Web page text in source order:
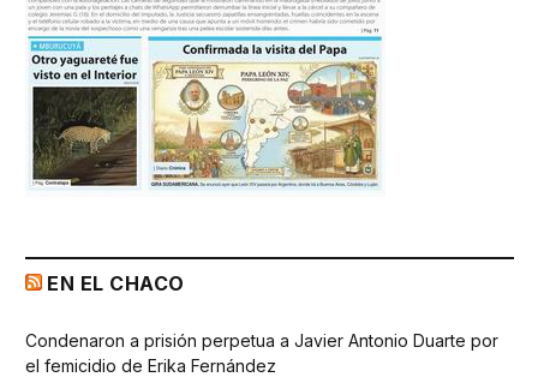
EN EL CHACO
Condenaron a prisión perpetua a Javier Antonio Duarte por
el femicidio de Erika Fernández